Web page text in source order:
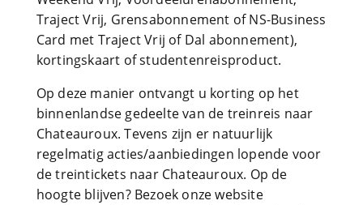
Traject Vrij, Grensabonnement of NS-Business
Card met Traject Vrij of Dal abonnement),
kortingskaart of studentenreisproduct.
Op deze manier ontvangt u korting op het
binnenlandse gedeelte van de treinreis naar
Chateauroux. Tevens zijn er natuurlijk
regelmatig acties/aanbiedingen lopende voor
de treintickets naar Chateauroux. Op de
hoogte blijven? Bezoek onze website